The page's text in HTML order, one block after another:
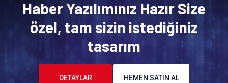
Haber Yazılımınız Hazır Size
özel, tam sizin istediğiniz
tasarım
DETAYLAR HEMEN SATIN AL